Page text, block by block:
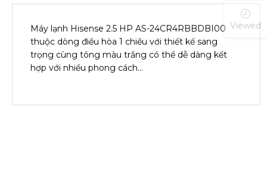
Máy lạnh Hisense 2.5 HP AS-24CR4RBBDBI00
thuộc dòng điều hòa 1 chiều với thiết kế sang
trọng cùng tông màu trắng có thể dễ dàng kết
hợp với nhiều phong cách…
Viewed